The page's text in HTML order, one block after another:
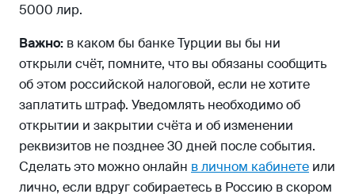
5000 лир.
Важно: в каком бы банке Турции вы бы ни
открыли счёт, помните, что вы обязаны сообщить
об этом российской налоговой, если не хотите
заплатить штраф. Уведомлять необходимо об
открытии и закрытии счёта и об изменении
реквизитов не позднее 30 дней после события.
Сделать это можно онлайн в личном кабинете или
лично, если вдруг собираетесь в Россию в скором